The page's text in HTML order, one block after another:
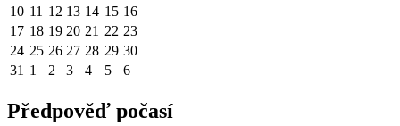
10 11 12 13 14 15 16
17 18 19 20 21 22 23
24 25 26 27 28 29 30
31 1 2 3 4 5 6
Předpověď počasí